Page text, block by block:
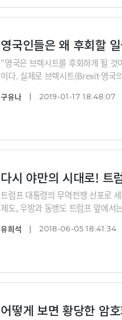
영국인들은 왜 후회할
“영국은 브렉시트를 후회하게 될
이다. 실제로 브렉시트(Brexit·영국
지난해 8월 기준 브렉시트 반대 여
구유나 2019-01-17 18:48:07
다시 야만의 시대로! 트
트럼프 대통령의 무역전쟁 선포로
제도, 우방과 동맹도 트럼프 앞에서
도하던 다자간 무역체제도 흔들어
유희석 2018-06-05 18:41:34
어떻게 보면 황당한 암